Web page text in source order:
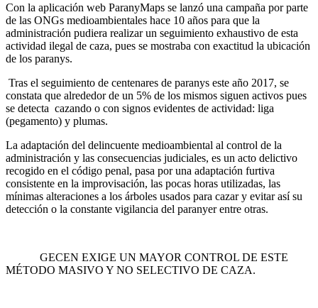
Con la aplicación web ParanyMaps se lanzó una campaña por parte
de las ONGs medioambientales hace 10 años para que la
administración pudiera realizar un seguimiento exhaustivo de esta
actividad ilegal de caza, pues se mostraba con exactitud la ubicación
de los paranys.
Tras el seguimiento de centenares de paranys este año 2017, se
constata que alrededor de un 5% de los mismos siguen activos pues
se detecta cazando o con signos evidentes de actividad: liga
(pegamento) y plumas.
La adaptación del delincuente medioambiental al control de la
administración y las consecuencias judiciales, es un acto delictivo
recogido en el código penal, pasa por una adaptación furtiva
consistente en la improvisación, las pocas horas utilizadas, las
mínimas alteraciones a los árboles usados para cazar y evitar así su
detección o la constante vigilancia del paranyer entre otras.
GECEN EXIGE UN MAYOR CONTROL DE ESTE
MÉTODO MASIVO Y NO SELECTIVO DE CAZA.